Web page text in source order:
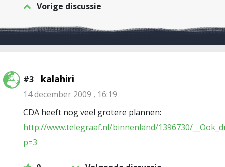
Vorige discussie
#3 kalahiri
14 december 2009 , 16:19
CDA heeft nog veel grotere plannen:
http://www.telegraaf.nl/binnenland/1396730/
p=3